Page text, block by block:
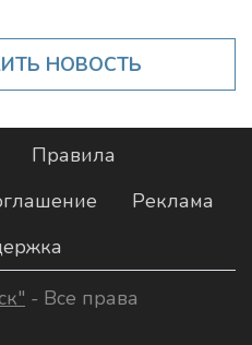
НОВОСТЬ
Правила
Реклама
- Все права